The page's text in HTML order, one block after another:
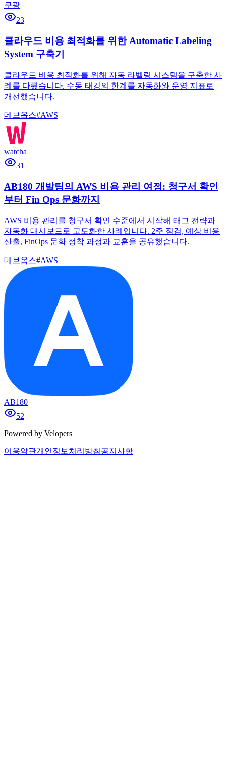
쿠팡
23
클라우드 비용 최적화를 위한 Automatic Labeling
System 구축기
클라우드 비용 최적화를 위해 자동 라벨링 시스템을 구축한 사
례를 다뤘습니다. 수동 태깅의 한계를 자동화와 운영 지표로
개선했습니다.
데브옵스#AWS
watcha
31
AB180 개발팀의 AWS 비용 관리 여정: 청구서 확인
부터 Fin Ops 문화까지
AWS 비용 관리를 청구서 확인 수준에서 시작해 태그 전략과
자동화 대시보드로 고도화한 사례입니다. 2주 점검, 예상 비용
산출, FinOps 문화 정착 과정과 교훈을 공유했습니다.
데브옵스#AWS
AB180
52
Powered by Velopers
이용약관개인정보처리방침공지사항